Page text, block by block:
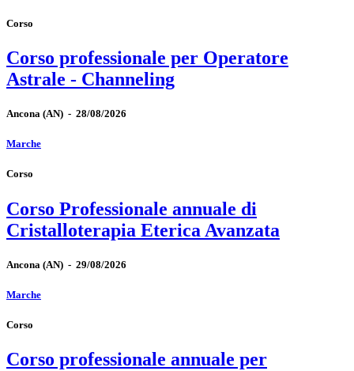
Corso
Corso professionale per Operatore
Astrale - Channeling
Ancona (AN) - 28/08/2026
Marche
Corso
Corso Professionale annuale di
Cristalloterapia Eterica Avanzata
Ancona (AN) - 29/08/2026
Marche
Corso
Corso professionale annuale per